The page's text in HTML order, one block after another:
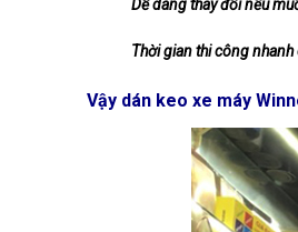
Dễ dàng thay đổi nếu
Thời gian thi công
Vậy dán keo xe máy